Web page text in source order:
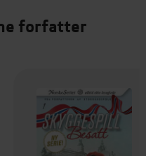
forfatter